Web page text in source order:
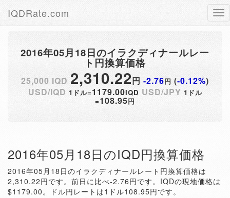
IQDRate.com
2016年05月18日のイラクディナールレー
ト円換算価格
25,000 IQD 2,310.22円-2.76円 (-0.12%)
USD/IQD 1ドル=1179.00IQD USD/JPY 1ドル
=108.95円
2016年05月18日のIQD円換算価格
2016年05月18日のイラクディナールレート円換算価格は
2,310.22円です。前日に比べ-2.76円です。IQDの現地価格は
$1179.00。ドル円レートは1ドル108.95円です。